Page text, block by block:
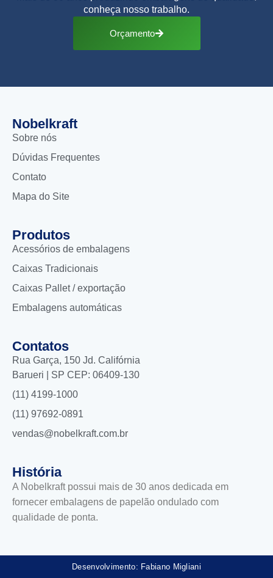
conheça nosso trabalho.
Orçamento
Nobelkraft
Sobre nós
Dúvidas Frequentes
Contato
Mapa do Site
Produtos
Acessórios de embalagens
Caixas Tradicionais
Caixas Pallet / exportação
Embalagens automáticas
Contatos
Rua Garça, 150 Jd. Califórnia
Barueri | SP CEP: 06409-130
(11) 4199-1000
(11) 97692-0891
vendas@nobelkraft.com.br
História
A Nobelkraft possui mais de 30 anos dedicada em
fornecer embalagens de papelão ondulado com
qualidade de ponta.
Desenvolvimento: Fabiano Migliani